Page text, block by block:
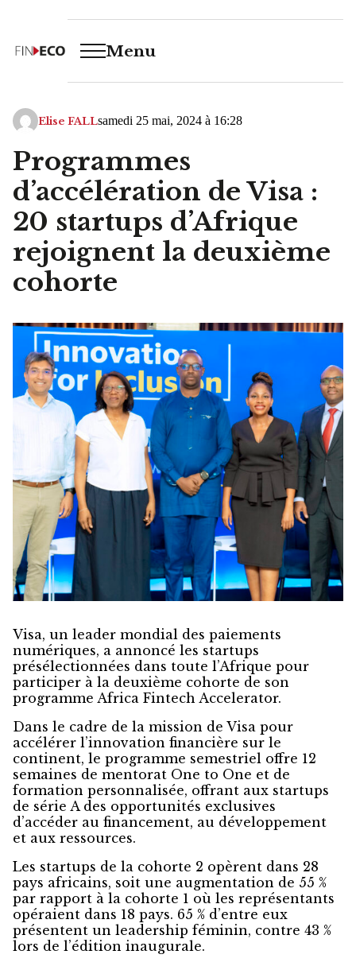
Menu
Elise FALLsamedi 25 mai, 2024 à 16:28
Programmes
d’accélération de Visa :
20 startups d’Afrique
rejoignent la deuxième
cohorte
Visa, un leader mondial des paiements
numériques, a annoncé les startups
présélectionnées dans toute l’Afrique pour
participer à la deuxième cohorte de son
programme Africa Fintech Accelerator.
Dans le cadre de la mission de Visa pour
accélérer l’innovation financière sur le
continent, le programme semestriel offre 12
semaines de mentorat One to One et de
formation personnalisée, offrant aux startups
de série A des opportunités exclusives
d’accéder au financement, au développement
et aux ressources.
Les startups de la cohorte 2 opèrent dans 28
pays africains, soit une augmentation de 55 %
par rapport à la cohorte 1 où les représentants
opéraient dans 18 pays. 65 % d’entre eux
présentent un leadership féminin, contre 43 %
lors de l’édition inaugurale.